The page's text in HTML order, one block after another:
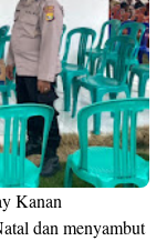
Kanan
dan menyambut